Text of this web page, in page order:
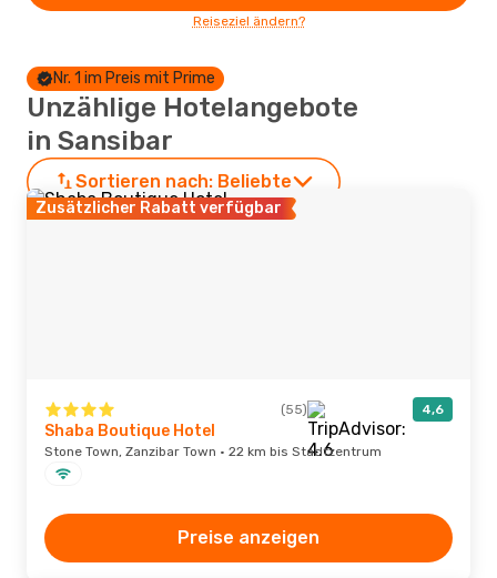
Reiseziel ändern?
Nr. 1 im Preis mit Prime
Unzählige Hotelangebote
in Sansibar
Sortieren nach: Beliebte
Zusätzlicher Rabatt verfügbar
(55) 4,6
Shaba Boutique Hotel
Stone Town, Zanzibar Town · 22 km bis Stadtzentrum
Preise anzeigen